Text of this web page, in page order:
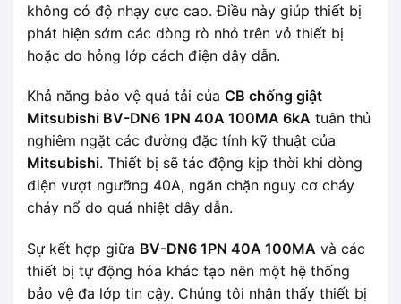
không có độ nhạy cực cao. Điều này giúp thiết bị
phát hiện sớm các dòng rò nhỏ trên vỏ thiết bị
hoặc do hỏng lớp cách điện dây dẫn.
Khả năng bảo vệ quá tải của CB chống giật
Mitsubishi BV-DN6 1PN 40A 100MA 6kA tuân thủ
nghiêm ngặt các đường đặc tính kỹ thuật của
Mitsubishi. Thiết bị sẽ tác động kịp thời khi dòng
điện vượt ngưỡng 40A, ngăn chặn nguy cơ cháy
cháy nổ do quá nhiệt dây dẫn.
Sự kết hợp giữa BV-DN6 1PN 40A 100MA và các
thiết bị tự động hóa khác tạo nên một hệ thống
bảo vệ đa lớp tin cậy. Chúng tôi nhận thấy thiết bị